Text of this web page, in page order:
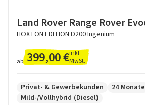
Land Rover Range Rover
HOXTON EDITION D200 Ingenium
ab 399,00 €inkl.
MwSt.
Privat- & Gewerbekunden 24 Monate
Mild-/Vollhybrid (Diesel)